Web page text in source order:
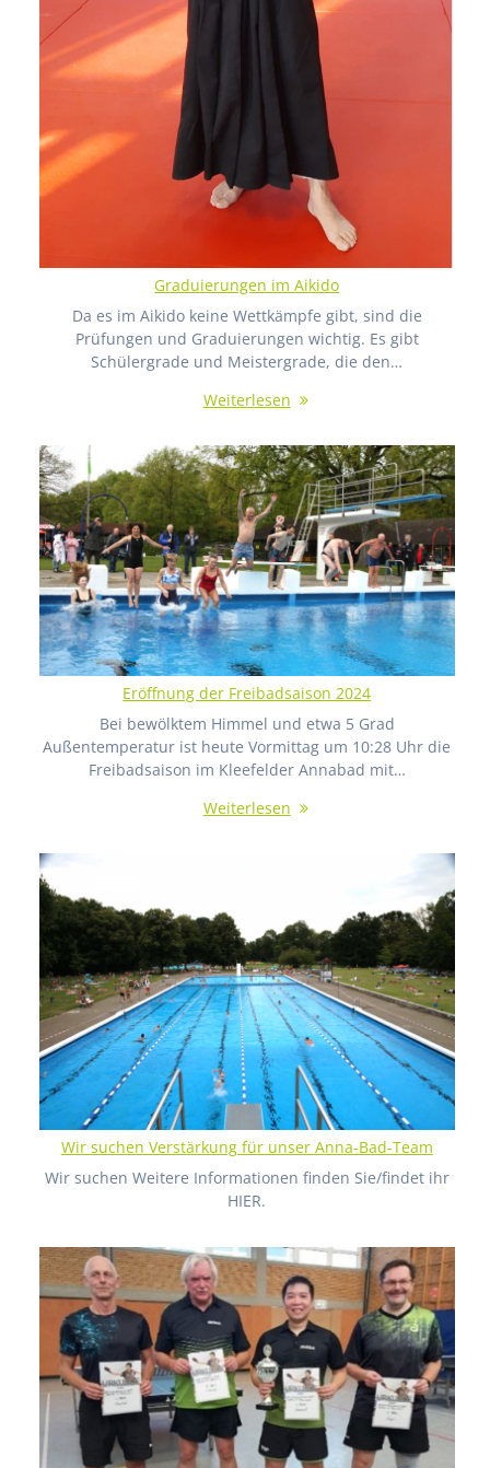
Graduierungen im Aikido
Da es im Aikido keine Wettkämpfe gibt, sind die
Prüfungen und Graduierungen wichtig. Es gibt
Schülergrade und Meistergrade, die den…
Weiterlesen
Eröffnung der Freibadsaison 2024
Bei bewölktem Himmel und etwa 5 Grad
Außentemperatur ist heute Vormittag um 10:28 Uhr die
Freibadsaison im Kleefelder Annabad mit…
Weiterlesen
Wir suchen Verstärkung für unser Anna-Bad-Team
Wir suchen Weitere Informationen finden Sie/findet ihr
HIER.